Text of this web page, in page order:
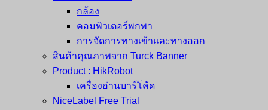
กล้อง
คอมพิวเตอร์พกพา
การจัดการทางเข้าและทางออก
สินค้าคุณภาพจาก Turck Banner
Product : HikRobot
เครื่องอ่านบาร์โค้ด
NiceLabel Free Trial